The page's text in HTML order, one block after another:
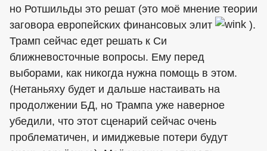
но Ротшильды это решат (это моё мнение теории
заговора европейских финансовых элит
).
Трамп сейчас едет решать к Си
ближневосточные вопросы. Ему перед
выборами, как никогда нужна помощь в этом.
(Нетаньяху будет и дальше настаивать на
продолжении БД, но Трампа уже наверное
убедили, что этот сценарий сейчас очень
проблематичен, и имиджевые потери будут